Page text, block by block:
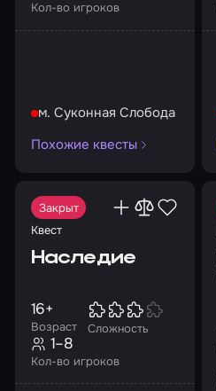
Кол-во игроков
м. Суконная Слобода
Похожие квесты
Закрыт
Квест
Наследие
Возраст
16+
Сложность
Кол-во игроков
1–8